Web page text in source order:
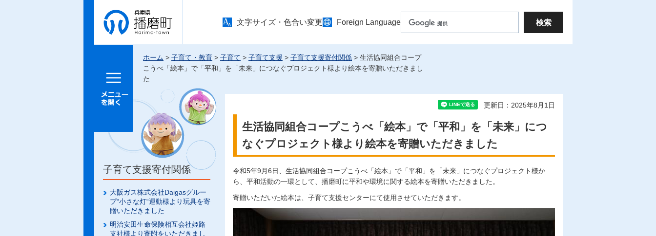
兵庫県 播
磨町
文字サイズ・色合い変更 Foreign Language
メニュー
ホーム > 子育て・教育 > 子育て > 子育て支援 > 子育て支援寄付関係 > 生活協同組合コープ
こうべ「絵本」で「平和」を「未来」につなぐプロジェクト様より絵本を寄贈いただきまし
た
子育て支援寄付関係
大阪ガス株式会社Daigasグルー
プ“小さな灯“運動様より玩具を寄
贈いただきました
明治安田生命保険相互会社姫路
支社様より寄附をいただきまし
更新日：2025年8月1日
生活協同組合コープこうべ「絵本」で「平和」を「未来」につ
なぐプロジェクト様より絵本を寄贈いただきました
令和5年9月6日、生活協同組合コープこうべ「絵本」で「平和」を「未来」につなぐプロジェクト様か
ら、平和活動の一環として、播磨町に平和や環境に関する絵本を寄贈いただきました。
寄贈いただいた絵本は、子育て支援センターにて使用させていただきます。